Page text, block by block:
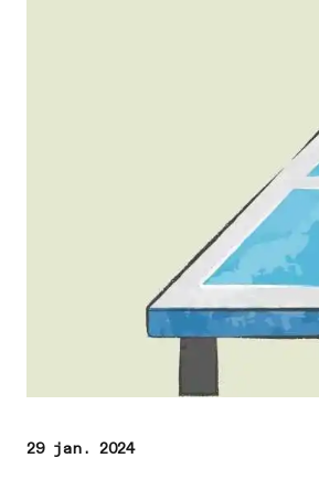
29 jan. 2024